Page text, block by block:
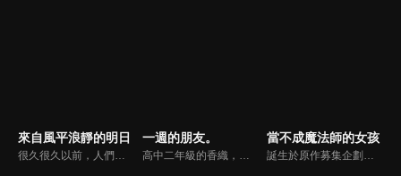
來自風平浪靜的明日
很久很久以前，人們生活在海底世界，不久之後，才出現在陸地上生活的人類，自此，分成了在海中生活、與陸上生活的的人類，並且禁止海中與陸地的人類結合。在海中的四名少年少女，因緣際會來到陸地，並在那裡遇到陸地上的少年，故事就從他們相會、相交的那一刻開始…
一週的朋友。
高中二年級的香織，因不明原因，讓她對於周遭朋友的記憶「只有短短一週」。為了不讓人誤會或是傷心，漸漸地把自己孤立起來。此時，同班同學祐樹在偶然得知這個事實，仍願意每週重新和香織交朋友。究竟開朗誠懇的祐樹能不能帶着香織走出這個無限迴圈？ 讓香織可以親口說出「我們是好朋友」這句話呢？
當不成魔法師的女孩
誕生於原作募集企劃「Project ANIMA」的原創TV動畫。這是圍繞一心想成為魔法師的天然少女可露米‧未來，以及被譽為「人才輩出的魔法師名門」愛德爾家的千金柚子‧愛德爾兩個女孩子的故事。要成為魔法師必須先入讀雷特蘭魔法學校——明明有著這種嚴格的前提條件，她們卻落榜了！？校園生活就此發生大轉變！古怪的同班同學、可疑的同好會，這所學校到底隱藏了什麽秘密！？這是由兩個與夢想擦肩而過、性格截然相反的女孩們譜寫的青春 × 魔法校園的奇幻故事！